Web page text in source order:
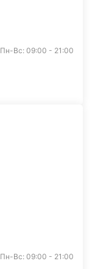
Пн-Вс: 09:00 - 21:00
Пн-Вс: 09:00 - 21:00